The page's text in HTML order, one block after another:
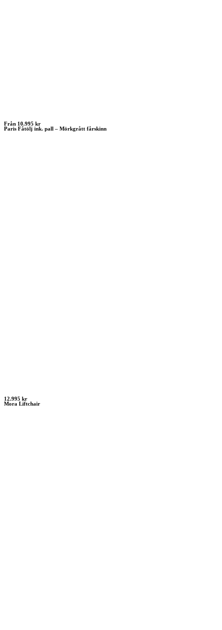
Från 10.995 kr
Paris Fåtölj ink. pall – Mörkgrått fårskinn
12.995 kr
Mora Liftchair